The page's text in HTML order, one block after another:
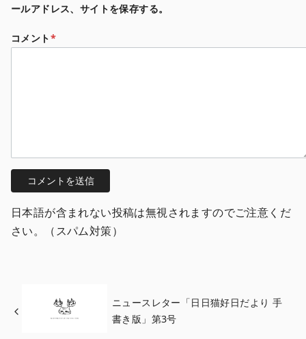
ールアドレス、サイトを保存する。
コメント*
日本語が含まれない投稿は無視されますのでご注意くだ
さい。（スパム対策）
ニュースレター「日日猫好日だより 手
書き版」第3号